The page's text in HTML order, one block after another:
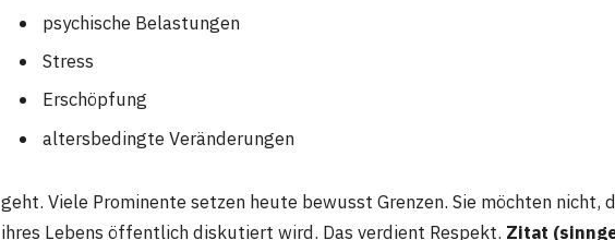
psychische Belastungen
Stress
Erschöpfung
altersbedingte Veränderungen
geht. Viele Prominente setzen heute bewusst Grenzen. Sie möchten nicht,
ihres Lebens öffentlich diskutiert wird. Das verdient Respekt. Zitat